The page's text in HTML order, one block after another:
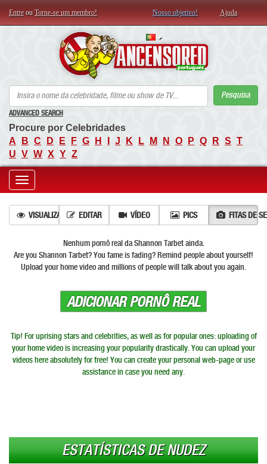
Entreou Torne-se um membro! Nosso objetivo! Ajuda
Pesquisa
ADVANCED SEARCH
Procure por Celebridades
A
B C D E F G H J K L M N O P Q R S T
U V W X Y Z
Toggle
navigation
VISUALIZAÇÕES EDITAR VÍDEO PICS FITAS DE
Nenhum pornô real da Shannon Tarbet ainda.
Are you Shannon Tarbet? You fame is fading? Remind people about yourself!
Upload your home video and millions of people will talk about you again.
ADICIONAR PORNÔ REAL
Tip! For uprising stars and celebrities, as well as for popular ones: uploading of
your home video is increasing your popularity drastically. You can upload your
videos here absolutely for free! You can create your personal web-page or use
assistance in case you need any.
ESTATÍSTICAS DE NUDEZ